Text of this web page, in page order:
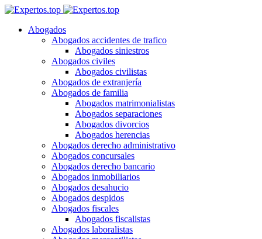
Abogados
Abogados accidentes de trafico
Abogados siniestros
Abogados civiles
Abogados civilistas
Abogados de extranjería
Abogados de familia
Abogados matrimonialistas
Abogados separaciones
Abogados divorcios
Abogados herencias
Abogados derecho administrativo
Abogados concursales
Abogados derecho bancario
Abogados inmobiliarios
Abogados desahucio
Abogados despidos
Abogados fiscales
Abogados fiscalistas
Abogados laboralistas